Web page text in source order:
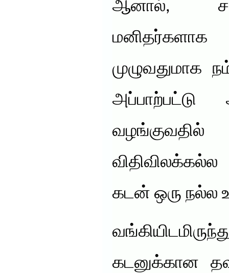
ஆனால்,
முழுவதுமாக
கடன் ஒரு நல்ல
கடனுக்கான